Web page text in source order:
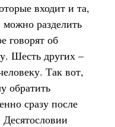
входит и та,
разделить
говорят об
Шесть других –
Так вот,
обратить
сразу после